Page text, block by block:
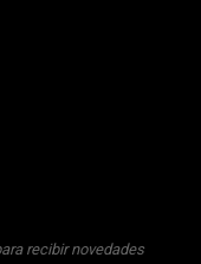
recibir novedades